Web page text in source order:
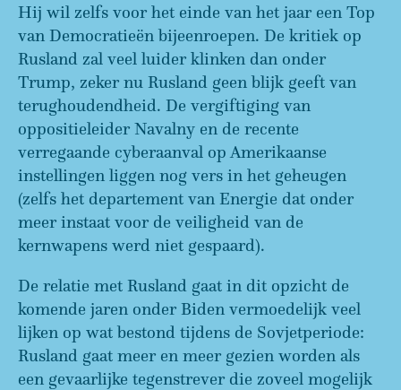
Hij wil zelfs voor het einde van het jaar een Top
van Democratieën bijeenroepen. De kritiek op
Rusland zal veel luider klinken dan onder
Trump, zeker nu Rusland geen blijk geeft van
terughoudendheid. De vergiftiging van
oppositieleider Navalny en de recente
verregaande cyberaanval op Amerikaanse
instellingen liggen nog vers in het geheugen
(zelfs het departement van Energie dat onder
meer instaat voor de veiligheid van de
kernwapens werd niet gespaard).
De relatie met Rusland gaat in dit opzicht de
komende jaren onder Biden vermoedelijk veel
lijken op wat bestond tijdens de Sovjetperiode:
Rusland gaat meer en meer gezien worden als
een gevaarlijke tegenstrever die zoveel mogelijk